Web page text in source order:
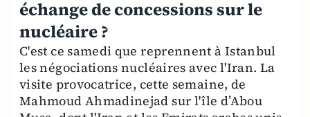
échange de concessions sur le
nucléaire ?
C'est ce samedi que reprennent à Istanbul
les négociations nucléaires avec l'Iran. La
visite provocatrice, cette semaine, de
Mahmoud Ahmadinejad sur l'île d’Abou